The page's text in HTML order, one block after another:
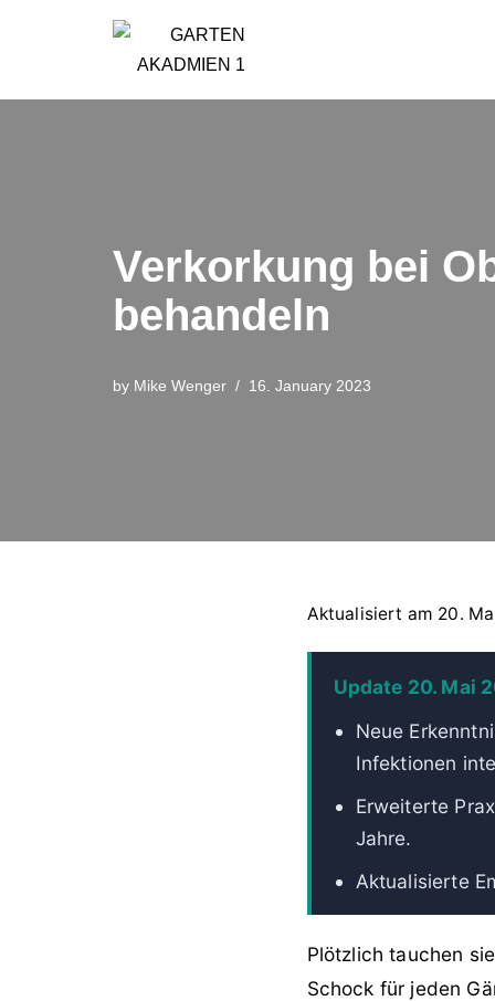
Verkorkung bei
behandeln
by Mike Wenger 16. January 2023
Aktualisiert am 20.
Update 20. Mai
Neue
Infektionen
Erweiterte
Jahre.
Aktualisierte
Plötzlich tauchen
Schock für jeden